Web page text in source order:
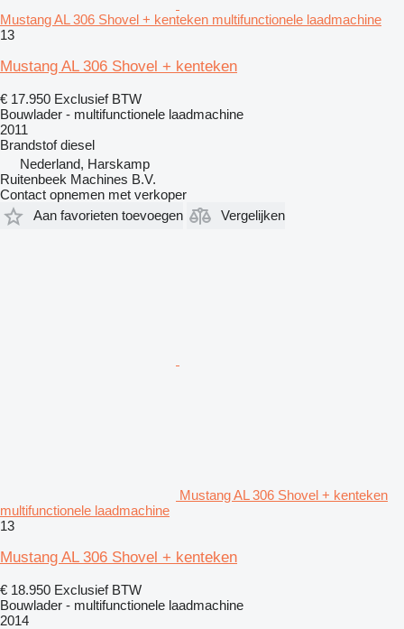
Mustang AL 306 Shovel + kenteken multifunctionele laadmachine
13
Mustang AL 306 Shovel + kenteken
€ 17.950 Exclusief BTW
Bouwlader - multifunctionele laadmachine
2011
Brandstof diesel
Nederland, Harskamp
Ruitenbeek Machines B.V.
Contact opnemen met verkoper
Aan favorieten toevoegen
Vergelijken
Mustang AL 306 Shovel + kenteken
multifunctionele laadmachine
13
Mustang AL 306 Shovel + kenteken
€ 18.950 Exclusief BTW
Bouwlader - multifunctionele laadmachine
2014